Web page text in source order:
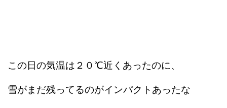
この日の気温は２０℃近くあったのに、
雪がまだ残ってるのがインパクトあったな